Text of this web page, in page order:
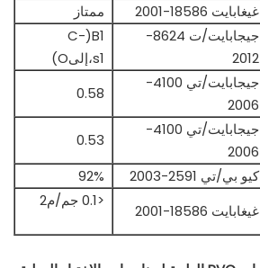
غيغابايت 18586-2001
ممتاز
جيجابايت/ت 8624-
2012
B1(C-
s1،إلىO)
جيجابايت/تي 4100-
2006
0.58
جيجابايت/تي 4100-
2006
0.53
كيو بي/تي 2591-2003
92%
غيغابايت 18586-2001
<0.1 جم/م2